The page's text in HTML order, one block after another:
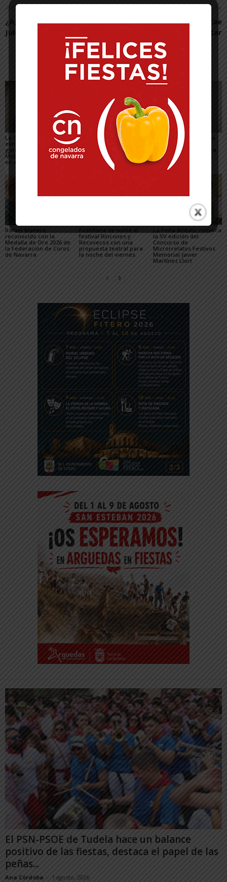
Artículo anterior
¿Agua para todo?, por
Julen Rekondo
Artículo siguiente
El Ribera Navarra FS cae
ante el Inter Movistar
Artículos relacionados Más del autor
La Casa del Almirante
exhibirá el proyecto
ganador de David
Mutiloa tras imponerse
en el certamen de 2026
Futura Tudela llenará
de arte urbano cuatro
espacios de la ciudad
del 15 al 23 de julio
Alejo anuncia la salida
de su tercer disco,
Mundo en ruinas, para
el próximo 25 de
septiembre
Rafael Manero
reconocido con la
Medalla de Oro 2026 de
la Federación de Coros
de Navarra
Fustiñana se suma al
festival Rincones y
Recovecos con una
propuesta teatral para
la noche del viernes
La Peña Andatu convoca
la XV edición del
Concurso de
Microrrelatos Festivos
Memorial Javier
Martínez Llort
El PSN-PSOE de Tudela hace un balance
positivo de las fiestas, destaca el papel de las
peñas...
Ana Córdoba - 1 agosto, 2026